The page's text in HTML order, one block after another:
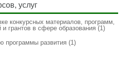
услуг
конкурсных материалов, программ,
грантов в сфере образования (1)
программы развития (1)